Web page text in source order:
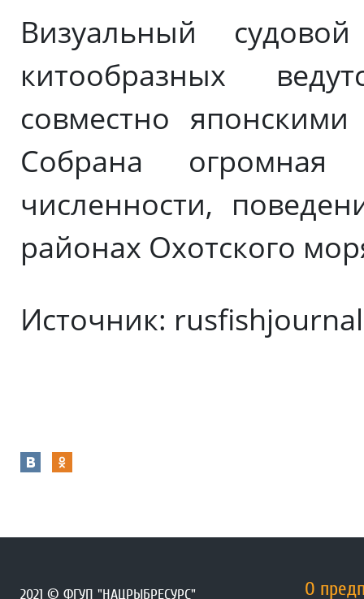
Визуальный
китообразных
совместно
Собрана
численности,
районах Охотского
Источник: rusfishjournal
2021 © ФГУП "НАЦРЫБРЕСУРС" О